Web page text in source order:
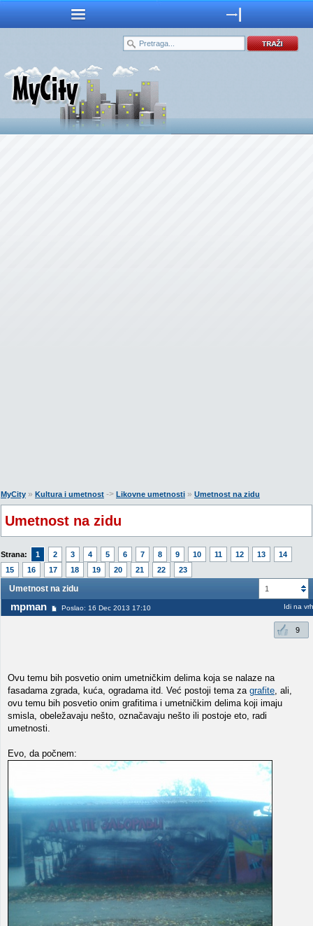
MyCity » Kultura i umetnost -> Likovne umetnosti » Umetnost na zidu
Umetnost na zidu
Strana: 1 2 3 4 5 6 7 8 9 10 11 12 13
14
15
16 17 18 19 20 21 22 23
1
Umetnost na zidu
mpman Poslao: 16 Dec 2013 17:10 Idi na vrh
9
Ovu temu bih posvetio onim umetničkim delima koja se nalaze na
fasadama zgrada, kuća, ogradama itd. Već postoji tema za grafite, ali,
ovu temu bih posvetio onim grafitima i umetničkim delima koji imaju
smisla, obeležavaju nešto, označavaju nešto ili postoje eto, radi
umetnosti.
Evo, da počnem: